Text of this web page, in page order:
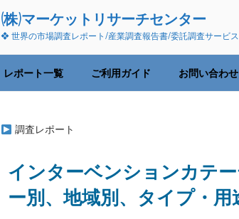
(株)マーケットリサーチセンター
❖ 世界の市場調査レポート/産業調査報告書/委託調査サービス
レポート一覧 ご利用ガイド お問い合わせ
調査レポート
インターベンションカテ
ー別、地域別、タイプ・用